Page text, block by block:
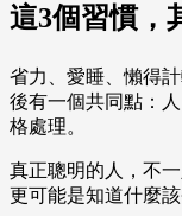
這3個習慣，
省力、愛睡、懶得
後有一個共同點：
格處理。
真正聰明的人，不
更可能是知道什麼